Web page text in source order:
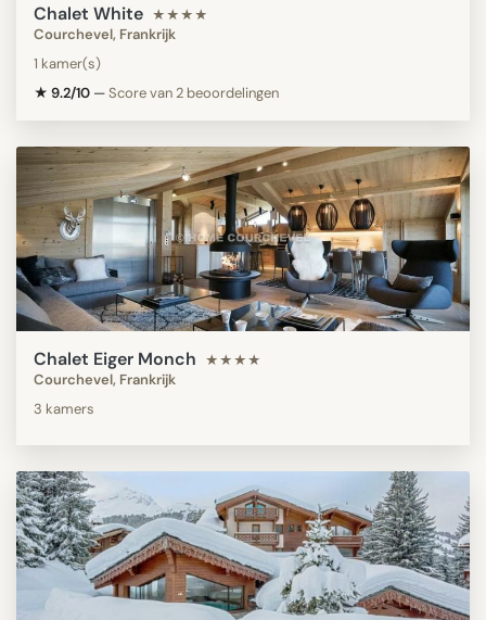
Chalet White ★★★★
Courchevel, Frankrijk
1 kamer(s)
★ 9.2/10 —Score van 2 beoordelingen
Chalet Eiger Monch ★★★★
Courchevel, Frankrijk
3 kamers